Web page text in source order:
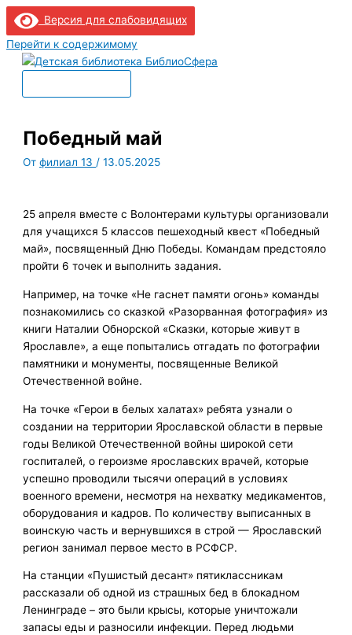
Версия для слабовидящих
Перейти к содержимому
Победный май
Отфилиал 13 /13.05.2025
25 апреля вместе с Волонтерами культуры организовали
для учащихся 5 классов пешеходный квест «Победный
май», посвященный Дню Победы. Командам предстояло
пройти 6 точек и выполнить задания.
Например, на точке «Не гаснет памяти огонь» команды
познакомились со сказкой «Разорванная фотография» из
книги Наталии Обнорской «Сказки, которые живут в
Ярославле», а еще попытались отгадать по фотографии
памятники и монументы, посвященные Великой
Отечественной войне.
На точке «Герои в белых халатах» ребята узнали о
создании на территории Ярославской области в первые
годы Великой Отечественной войны широкой сети
госпиталей, о героизме ярославских врачей, которые
успешно проводили тысячи операций в условиях
военного времени, несмотря на нехватку медикаментов,
оборудования и кадров. По количеству выписанных в
воинскую часть и вернувшихся в строй — Ярославский
регион занимал первое место в РСФСР.
На станции «Пушистый десант» пятиклассникам
рассказали об одной из страшных бед в блокадном
Ленинграде – это были крысы, которые уничтожали
запасы еды и разносили инфекции. Перед людьми